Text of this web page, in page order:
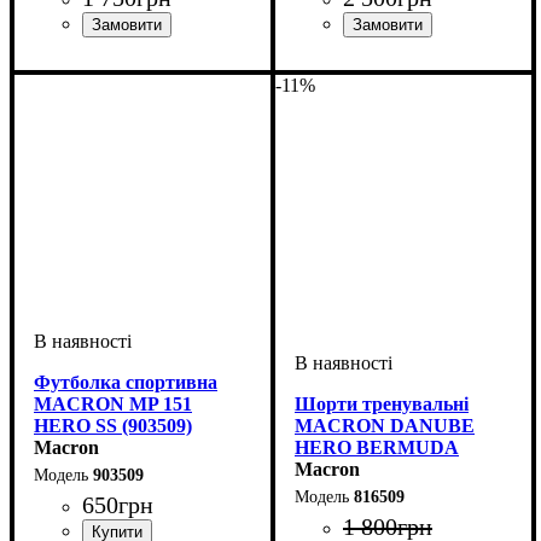
Футболка спортивна
MACRON MP 151
HERO SS (903509)
Macron
903509
650грн
-11%
Шорти тренувальні
MACRON DANUBE
HERO BERMUDA
(816509)
Macron
816509
1 800грн